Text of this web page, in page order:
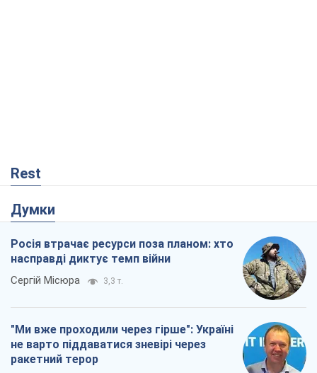
Rest
Думки
Росія втрачає ресурси поза планом: хто
насправді диктує темп війни
Сергій Місюра 3,3 т.
"Ми вже проходили через гірше": Україні
не варто піддаватися зневірі через
ракетний терор